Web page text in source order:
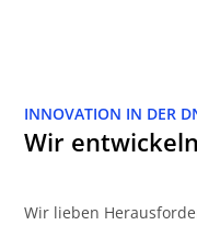
INNOVATION IN DER
Wir
Wir lieben